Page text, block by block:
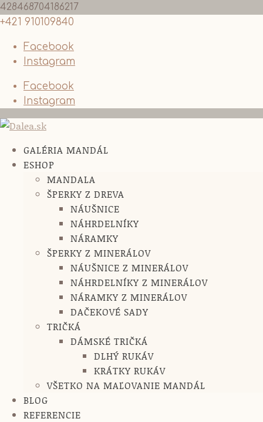
428468704186217
+421 910109840
Facebook
Instagram
Facebook
Instagram
GALÉRIA MANDÁL
ESHOP
MANDALA
ŠPERKY Z DREVA
NÁUŠNICE
NÁHRDELNÍKY
NÁRAMKY
ŠPERKY Z MINERÁLOV
NÁUŠNICE Z MINERÁLOV
NÁHRDELNÍKY Z MINERÁLOV
NÁRAMKY Z MINERÁLOV
DAČEKOVÉ SADY
TRIČKÁ
DÁMSKÉ TRIČKÁ
DLHÝ RUKÁV
KRÁTKY RUKÁV
VŠETKO NA MAĽOVANIE MANDÁL
BLOG
REFERENCIE